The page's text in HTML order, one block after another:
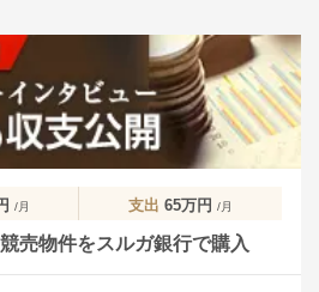
/月 支出 65万円 /月
売物件をスルガ銀行で購入